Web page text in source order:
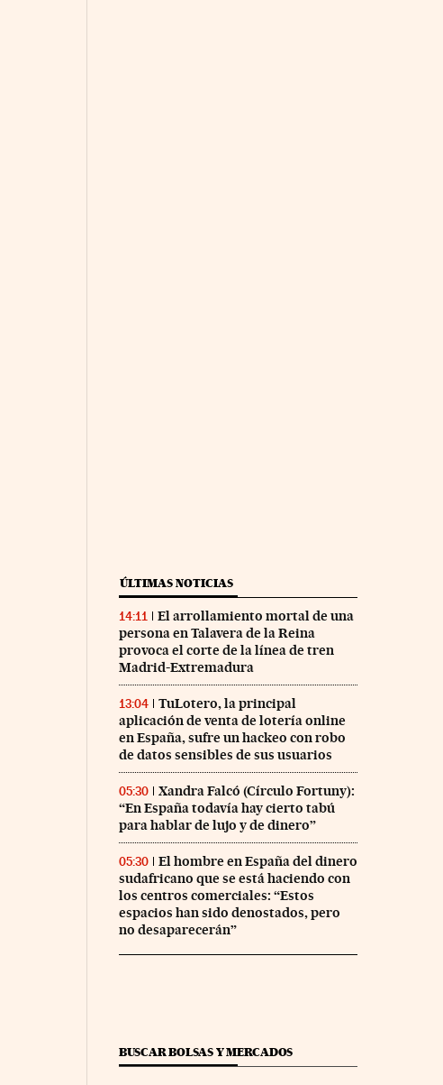
ÚLTIMAS NOTICIAS
14:11
El arrollamiento mortal de una
persona en Talavera de la Reina
provoca el corte de la línea de tren
Madrid-Extremadura
13:04
TuLotero, la principal
aplicación de venta de lotería online
en España, sufre un hackeo con robo
de datos sensibles de sus usuarios
05:30
Xandra Falcó (Círculo Fortuny):
“En España todavía hay cierto tabú
para hablar de lujo y de dinero”
05:30
El hombre en España del dinero
sudafricano que se está haciendo con
los centros comerciales: “Estos
espacios han sido denostados, pero
no desaparecerán”
BUSCAR BOLSAS Y MERCADOS